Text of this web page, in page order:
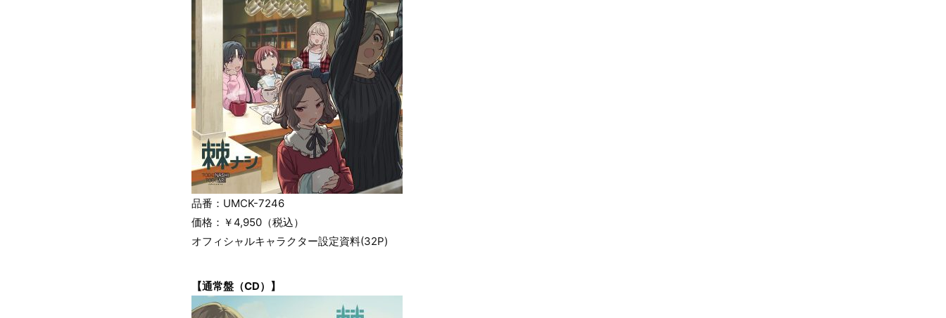
品番：UMCK-7246
価格：￥4,950（税込）
オフィシャルキャラクター設定資料(32P)
【通常盤（CD）】